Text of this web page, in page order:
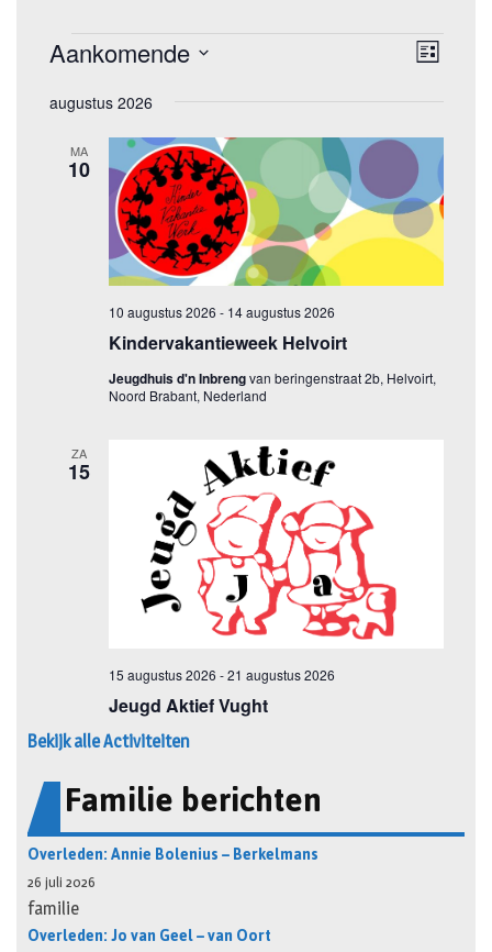
Bekijk alle Activiteiten
Familie berichten
Overleden: Annie Bolenius – Berkelmans
26 juli 2026
familie
Overleden: Jo van Geel – van Oort